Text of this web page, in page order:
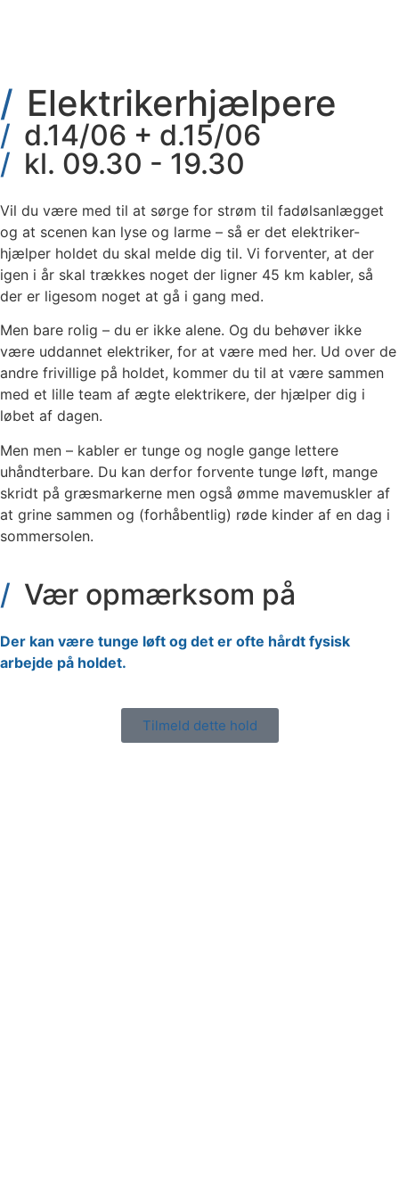
Elektrikerhjælpere
d.14/06 + d.15/06
kl. 09.30 - 19.30
Vil du være med til at sørge for strøm til fadølsanlægget
og at scenen kan lyse og larme – så er det elektriker-
hjælper holdet du skal melde dig til. Vi forventer, at der
igen i år skal trækkes noget der ligner 45 km kabler, så
der er ligesom noget at gå i gang med.
Men bare rolig – du er ikke alene. Og du behøver ikke
være uddannet elektriker, for at være med her. Ud over de
andre frivillige på holdet, kommer du til at være sammen
med et lille team af ægte elektrikere, der hjælper dig i
løbet af dagen.
Men men – kabler er tunge og nogle gange lettere
uhåndterbare. Du kan derfor forvente tunge løft, mange
skridt på græsmarkerne men også ømme mavemuskler af
at grine sammen og (forhåbentlig) røde kinder af en dag i
sommersolen.
Vær opmærksom på
Der kan være tunge løft og det er ofte hårdt fysisk
arbejde på holdet.
Tilmeld dette hold